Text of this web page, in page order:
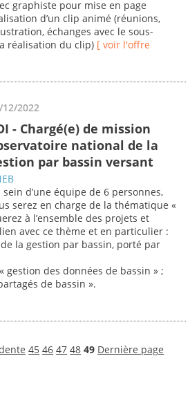
graphiste pour mise en page
d’un clip animé (réunions,
échanges avec le sous-
réalisation du clip) [ voir l'offre
12/2022
- Chargé(e) de mission
national de la
par bassin versant
sein d’une équipe de 6 personnes,
serez en charge de la thématique «
à l’ensemble des projets et
avec ce thème et en particulier :
la gestion par bassin, porté par
gestion des données de bassin » ;
de bassin ».
45 46 47 48 49 Dernière page